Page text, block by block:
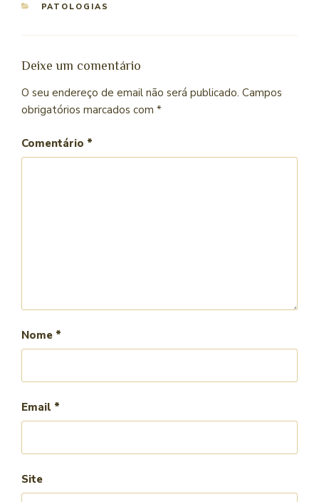
PATOLOGIAS
Deixe um comentário
O seu endereço de email não será publicado. Campos
obrigatórios marcados com *
Comentário *
Nome *
Email *
Site